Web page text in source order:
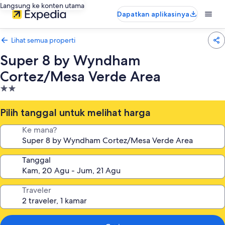
Langsung ke konten utama
Dapatkan aplikasinya
Lihat semua properti
Super 8 by Wyndham
Cortez/Mesa Verde Area
Properti
bintang
2.0
Pilih tanggal untuk melihat harga
Ke mana?
Tanggal
Traveler